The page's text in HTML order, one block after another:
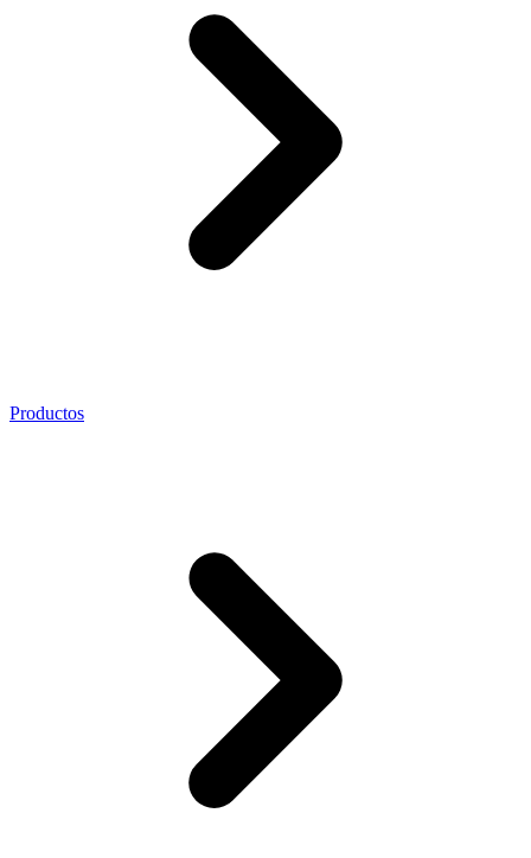
Productos